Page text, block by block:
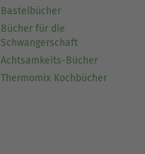
Bastelbücher
Bücher für die
Schwangerschaft
Achtsamkeits-Bücher
Thermomix Kochbücher